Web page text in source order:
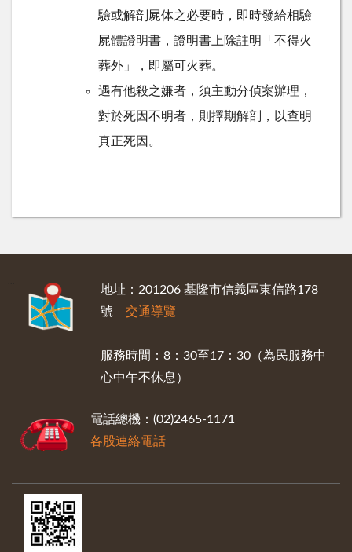
驗或解剖屍体之必要時，即時發給相驗
屍體證明書，證明書上除註明「不得火
葬外」，即屬可火葬。
遇有他殺之嫌者，須主動分偵案辦理，
對於死因不明者，則擇期解剖，以查明
真正死因。
地址：201206 基隆市信義區東信路178
號 交通導覽
服務時間：8：30至17：30（為民服務中
心中午不休息）
電話總機：(02)2465-1171
各股連絡電話